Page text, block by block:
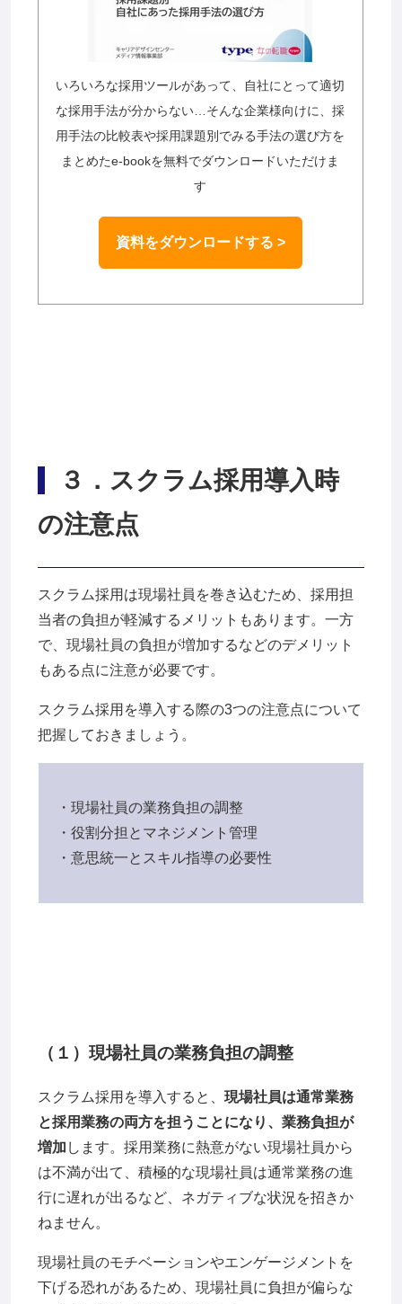
いろいろな採用ツールがあって、自社にとって適切
な採用手法が分からない…そんな企業様向けに、採
用手法の比較表や採用課題別でみる手法の選び方を
まとめたe-bookを無料でダウンロードいただけま
す
資料をダウンロードする >
３ ．スクラム採用導入時
の注意点
スクラム採用は現場社員を巻き込むため、採用担
当者の負担が軽減するメリットもあります。 一方
で、現場社員の負担が増加するなどのデメリット
もある点に注意が必要です。
スクラム採用を導入する際の3つの注意点について
把握しておきましょう。
・現場社員の業務負担の調整
・役割分担とマネジメント管理
・意思統一とスキル指導の必要性
（１）現場社員の業務負担の調整
スクラム採用を導入すると、 現場社員は通常業務
と採用業務の両方を担うことになり、業務負担が
増加 します。採用業務に熱意がない現場社員から
は不満が出て、積極的な現場社員は通常業務の進
行に遅れが出るなど、ネガティブな状況を招きか
ねません。
現場社員のモチベーションやエンゲージメントを
下げる恐れがあるため、現場社員に負担が偏らな